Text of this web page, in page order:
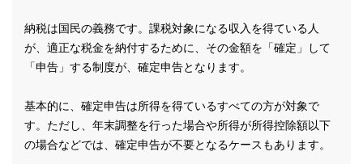
納税は国民の義務です。課税対象になる収入を得ている人
が、適正な税金を納付するために、その金額を「確定」して
「申告」する制度が、確定申告となります。
基本的に、確定申告は所得を得ているすべての方が対象で
す。ただし、年末調整を行った場合や所得が所得控除額以下
の場合などでは、確定申告が不要となるケースもあります。